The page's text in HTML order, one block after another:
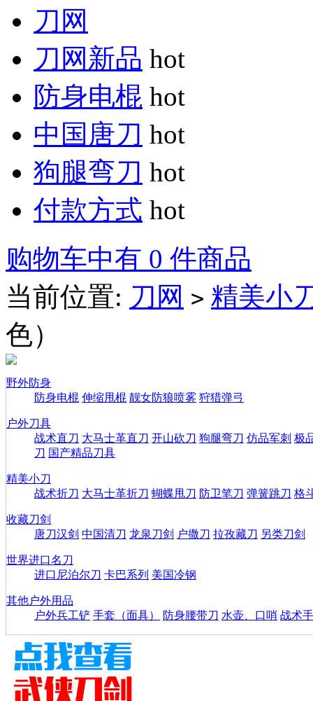
刀网
刀网新品 hot
防身电棍 hot
中国唐刀 hot
狗腿弯刀 hot
付款方式 hot
购物车中有 0 件商品
当前位置: 刀网 > 精美小
色）
野外防身
防身电棍 伸缩甩棍 靓女防狼喷雾 狩猎弹弓
户外刀具
战术直刀 大马士革直刀 开山砍刀 狗腿弯刀 仿品军刺 极
刀 国产精品刀具
精美小刀
战术折刀 大马士革折刀 蝴蝶甩刀 防卫笔刀 弹簧跳刀 格
收藏刀剑
唐刀汉剑 中国清刀 龙泉刀剑 户撒刀 拉孜藏刀 另类刀剑
世界进口名刀
进口尼泊尔刀 卡巴系列 美国冷钢
其他户外用品
户外兵工铲 手套（面具） 防身腰带刀 水壶、口哨 战术